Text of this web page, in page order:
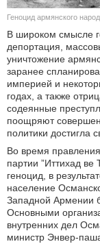
Геноцид армянского
В широком смысле
депортация,
уничтожение
заранее
империей и
годах, а также
содеянные
поощряют
политики достигла
Во время
партии ”Иттихад ве
геноцид, в
население
Западной Армении
Основными
внутренних дел
министр Энвер-